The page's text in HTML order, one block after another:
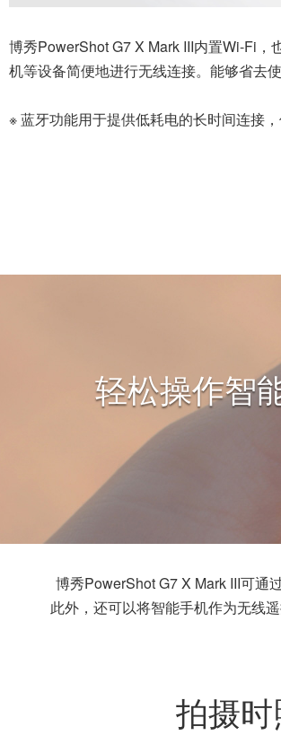
博秀PowerShot G7 X Mark III内置Wi-Fi
机等设备简便地进行无线连接。能够省去
※ 蓝牙功能用于提供低耗电的长时间连接
轻松操作智
博秀PowerShot G7 X Mark III可通
此外，还可以将智能手机作为无线
拍摄